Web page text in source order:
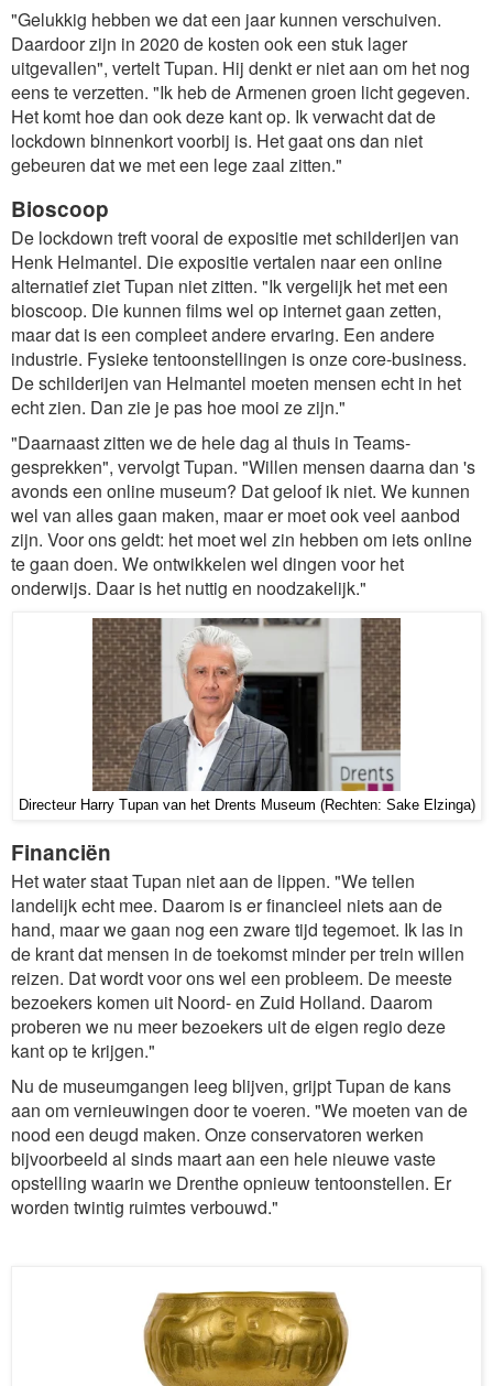
"Gelukkig hebben we dat een jaar kunnen verschuiven.
Daardoor zijn in 2020 de kosten ook een stuk lager
uitgevallen", vertelt Tupan. Hij denkt er niet aan om het nog
eens te verzetten. "Ik heb de Armenen groen licht gegeven.
Het komt hoe dan ook deze kant op. Ik verwacht dat de
lockdown binnenkort voorbij is. Het gaat ons dan niet
gebeuren dat we met een lege zaal zitten."
Bioscoop
De lockdown treft vooral de expositie met schilderijen van
Henk Helmantel. Die expositie vertalen naar een online
alternatief ziet Tupan niet zitten. "Ik vergelijk het met een
bioscoop. Die kunnen films wel op internet gaan zetten,
maar dat is een compleet andere ervaring. Een andere
industrie. Fysieke tentoonstellingen is onze core-business.
De schilderijen van Helmantel moeten mensen echt in het
echt zien. Dan zie je pas hoe mooi ze zijn."
"Daarnaast zitten we de hele dag al thuis in Teams-
gesprekken", vervolgt Tupan. "Willen mensen daarna dan 's
avonds een online museum? Dat geloof ik niet. We kunnen
wel van alles gaan maken, maar er moet ook veel aanbod
zijn. Voor ons geldt: het moet wel zin hebben om iets online
te gaan doen. We ontwikkelen wel dingen voor het
onderwijs. Daar is het nuttig en noodzakelijk."
Directeur Harry Tupan van het Drents Museum (Rechten: Sake Elzinga)
Financiën
Het water staat Tupan niet aan de lippen. "We tellen
landelijk echt mee. Daarom is er financieel niets aan de
hand, maar we gaan nog een zware tijd tegemoet. Ik las in
de krant dat mensen in de toekomst minder per trein willen
reizen. Dat wordt voor ons wel een probleem. De meeste
bezoekers komen uit Noord- en Zuid Holland. Daarom
proberen we nu meer bezoekers uit de eigen regio deze
kant op te krijgen."
Nu de museumgangen leeg blijven, grijpt Tupan de kans
aan om vernieuwingen door te voeren. "We moeten van de
nood een deugd maken. Onze conservatoren werken
bijvoorbeeld al sinds maart aan een hele nieuwe vaste
opstelling waarin we Drenthe opnieuw tentoonstellen. Er
worden twintig ruimtes verbouwd."